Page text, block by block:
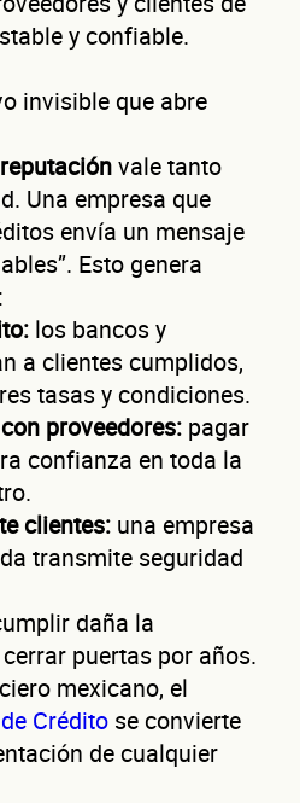
y confiable.
invisible que abre
reputaciónvale tanto
Una empresa que
envía un mensaje
Esto genera
los bancos y
a clientes cumplidos,
tasas y condiciones.
proveedores: pagar
confianza en toda la
clientes: una empresa
transmite seguridad
daña la
puertas por años.
mexicano, el
Crédito se convierte
de cualquier